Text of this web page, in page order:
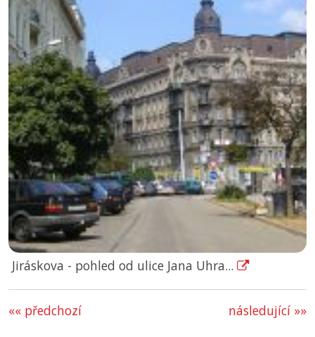
Jiráskova - pohled od ulice Jana Uhra...
«« předchozí následující »»